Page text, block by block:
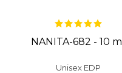
NANITA-682 - 10 ml
Unisex EDP